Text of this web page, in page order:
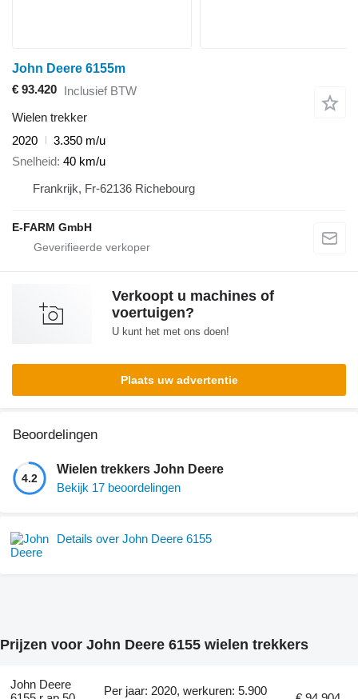
John Deere 6155m
€ 93.420 Inclusief BTW
Wielen trekker
2020
3.350 m/u
Snelheid 40 km/u
Frankrijk, Fr-62136 Richebourg
E-FARM GmbH
Verkoopt u machines of
voertuigen?
U kunt het met ons doen!
Plaats uw advertentie
Beoordelingen
4.2
Wielen trekkers John Deere
Bekijk 17 beoordelingen
Details over John Deere 6155
Prijzen voor John Deere 6155 wielen trekkers
John Deere
Per jaar: 2020, werkuren: 5.900